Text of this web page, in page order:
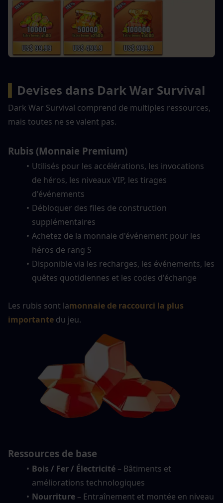
Devises dans Dark War Survival
Dark War Survival comprend de multiples ressources,
mais toutes ne se valent pas.
Rubis (Monnaie Premium)
Utilisés pour les accélérations, les invocations
de héros, les niveaux VIP, les tirages
d'événements
Débloquer des files de construction
supplémentaires
Achetez de la monnaie d'événement pour les
héros de rang S
Disponible via les recharges, les événements, les
quêtes quotidiennes et les codes d'échange
Les rubis sont lamonnaie de raccourci la plus
importante du jeu.
Ressources de base
Bois / Fer / Électricité – Bâtiments et
améliorations technologiques
Nourriture – Entraînement et montée en niveau